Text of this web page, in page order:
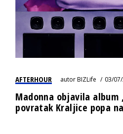
AFTERHOUR autorBIZLife 03/
Madonna objavila album
povratak Kraljice popa